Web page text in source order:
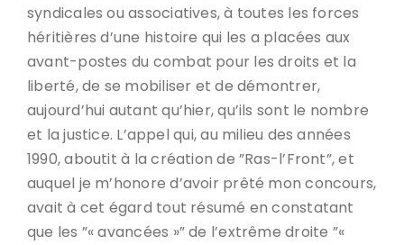
syndicales ou associatives, à toutes les forces
héritières d’une histoire qui les a placées aux
avant-postes du combat pour les droits et la
liberté, de se mobiliser et de démontrer,
aujourd’hui autant qu’hier, qu’ils sont le nombre
et la justice. L’appel qui, au milieu des années
1990, aboutit à la création de ”Ras-l’Front”, et
auquel je m’honore d’avoir prêté mon concours,
avait à cet égard tout résumé en constatant
que les ”« avancées »” de l’extrême droite ”«